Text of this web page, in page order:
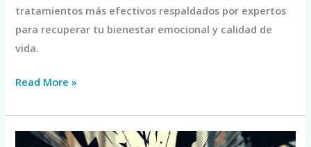
tratamientos más efectivos respaldados por expertos
para recuperar tu bienestar emocional y calidad de
vida.
Read More »
Estrés